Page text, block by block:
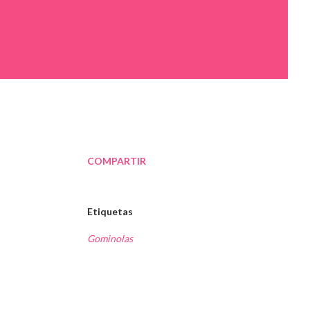
COMPARTIR
Etiquetas
Gominolas